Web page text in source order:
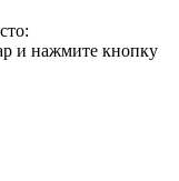
и нажмите кнопку